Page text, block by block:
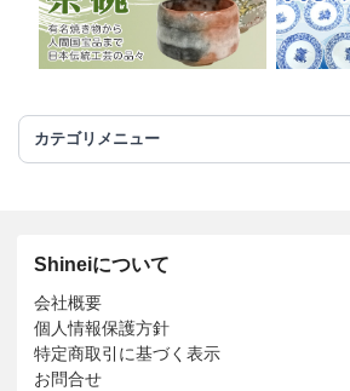
カテゴリメニュー
Shineiについて
会社概要
個人情報保護方針
特定商取引に基づく表示
お問合せ